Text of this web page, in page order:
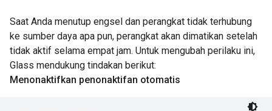
Saat Anda menutup engsel dan perangkat tidak terhubung
ke sumber daya apa pun, perangkat akan dimatikan setelah
tidak aktif selama empat jam. Untuk mengubah perilaku ini,
Glass mendukung tindakan berikut:
Menonaktifkan penonaktifan otomatis